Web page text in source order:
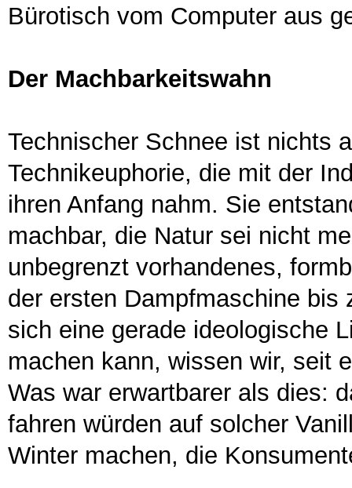
Bürotisch vom Computer aus
Der Machbarkeitswahn
Technischer Schnee ist nichts
Technikeuphorie, die mit der
ihren Anfang nahm. Sie
machbar, die Natur sei nicht
unbegrenzt vorhandenes,
der ersten Dampfmaschine
sich eine gerade ideologische
machen kann, wissen wir, seit
Was war erwartbarer als dies:
fahren würden auf solcher
Winter machen, die